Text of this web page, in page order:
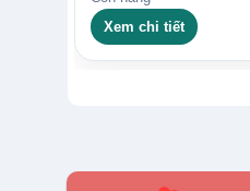
Xem chi tiết